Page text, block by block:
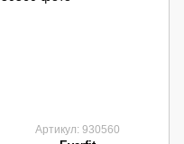
Артикул: 930560